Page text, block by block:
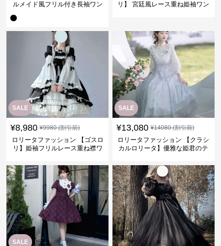
ルメイド風フリル付き長袖ワン
リ】 宮廷風レース重ね姫袖ワン
SALE
¥8,980 ¥9980(割引前)
ロリータファッション 【ゴスロ
リ】姫袖フリルレース重ね襟ワ
SALE
¥13,080 ¥14080(割引前)
ロリータファッション 【クラシ
カルロリータ】優雅な姫君のテ
SALE